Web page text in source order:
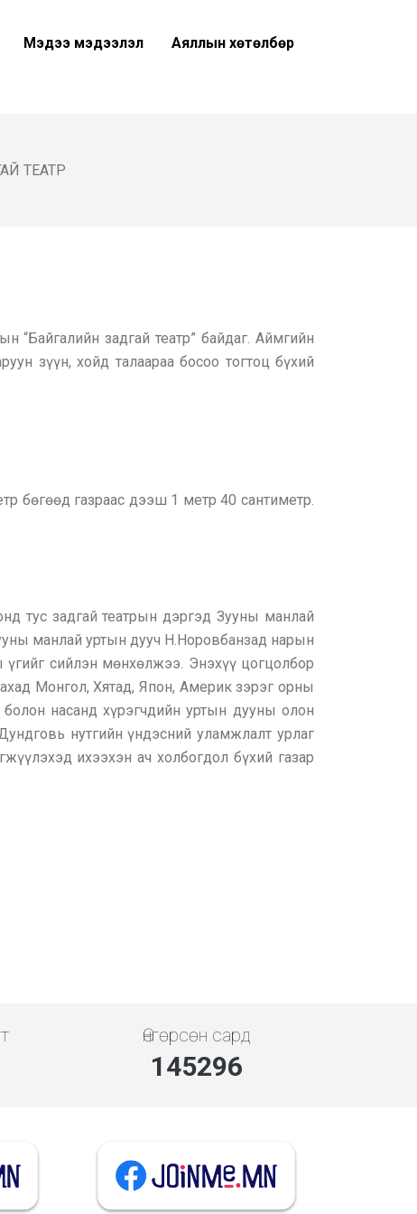
Мэдээ мэдээлэл Аяллын хөтөлбөр
ТЕАТР
задгай театр” байдаг. Аймгийн
зүүн, хойд талаараа босоо тогтоц бүхий
бөгөөд газраас дээш 1 метр 40 сантиметр.
тус задгай театрын дэргэд Зууны манлай
манлай уртын дууч Н.Норовбанзад нарын
сийлэн мөнхөлжээ. Энэхүү цогцолбор
Монгол, Хятад, Япон, Америк зэрэг орны
насанд хүрэгчдийн уртын дууны олон
нутгийн үндэсний уламжлалт урлаг
ихээхэн ач холбогдол бүхий газар
Өнгөрсөн сард
145296